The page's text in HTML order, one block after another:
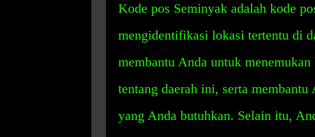
Kode pos Seminyak adalah kode
mengidentifikasi lokasi tertentu di
membantu Anda untuk
tentang daerah ini, serta
yang Anda butuhkan. Selain itu,